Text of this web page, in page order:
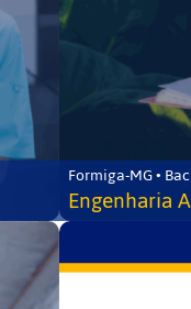
Formiga-MG •
Engenharia